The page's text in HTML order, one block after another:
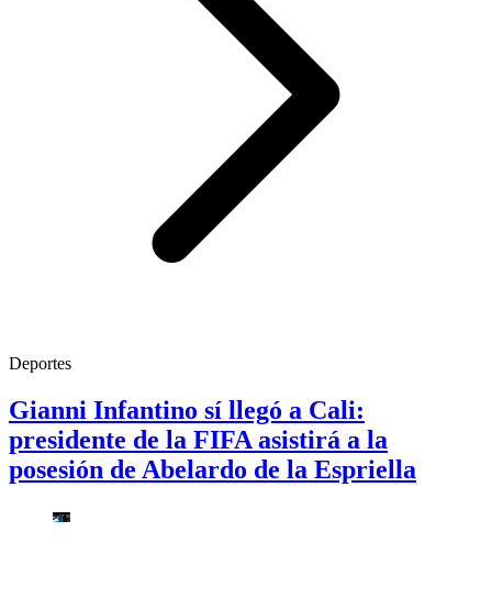
Deportes
Gianni Infantino sí llegó a Cali:
presidente de la FIFA asistirá a la
posesión de Abelardo de la Espriella